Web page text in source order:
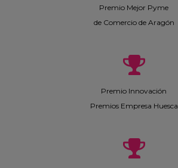
Premio Mejor Pyme
de Comercio de Aragón
Premio Innovación
Premios Empresa Huesca